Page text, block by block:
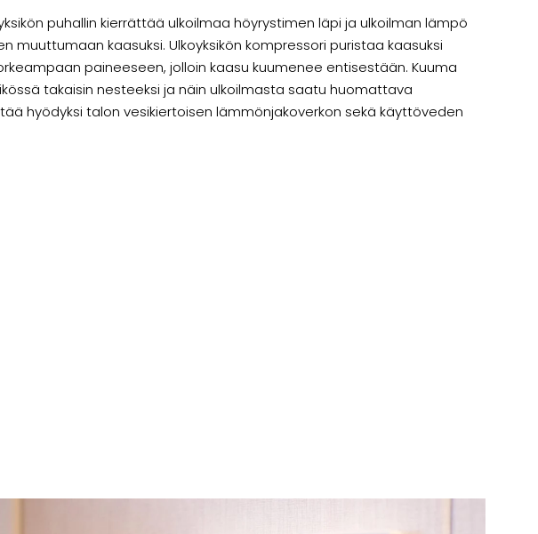
puhallin kierrättää ulkoilmaa höyrystimen läpi ja ulkoilman lämpö
muuttumaan kaasuksi. Ulkoyksikön kompressori puristaa kaasuksi
paineeseen, jolloin kaasu kuumenee entisestään. Kuuma
takaisin nesteeksi ja näin ulkoilmasta saatu huomattava
hyödyksi talon vesikiertoisen lämmönjakoverkon sekä käyttöveden